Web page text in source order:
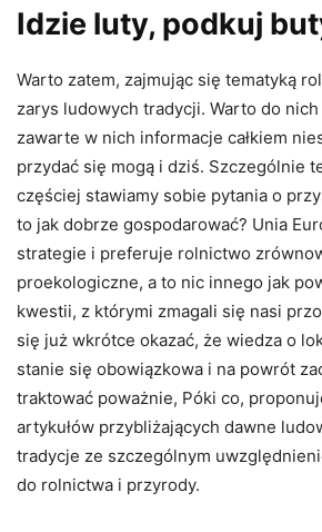
Idzie luty, podkuj
Warto zatem, zajmując się tematyką
zarys ludowych tradycji. Warto do
zawarte w nich informacje całkiem
przydać się mogą i dziś. Szczególnie
częściej stawiamy sobie pytania o
to jak dobrze gospodarować? Unia
strategie i preferuje rolnictwo
proekologiczne, a to nic innego jak
kwestii, z którymi zmagali się nasi
się już wkrótce okazać, że wiedza o
stanie się obowiązkowa i na powrót
traktować poważnie, Póki co,
artykułów przybliżających dawne
tradycje ze szczególnym
do rolnictwa i przyrody.